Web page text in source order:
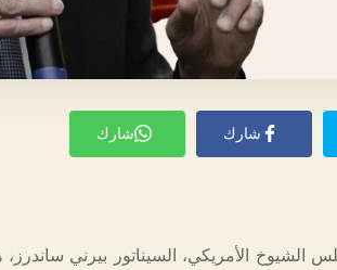
شارك شارك
الأمريكي، السيناتور بيرني ساندرز،